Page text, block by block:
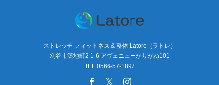
ストレッチ フィットネス & 整体 Latore（ラトレ）
刈谷市築地町2-1-6 アヴェニューかりがね101
TEL.0566-57-1897